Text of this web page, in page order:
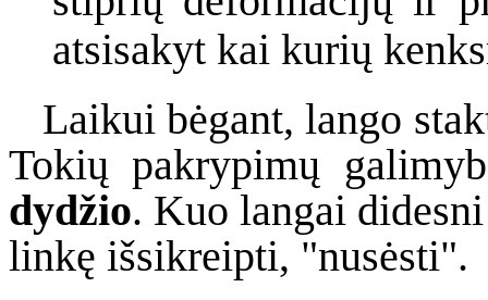
atsisakyt kai kurių
Laikui bėgant, lango
Tokių pakrypimų
dydžio. Kuo langai
linkę išsikreipti, "nusėsti".